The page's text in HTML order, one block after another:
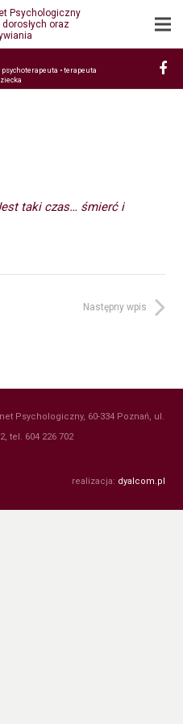
Psychologiczny
oraz
• terapeuta
taki czas… śmierć i
Następny wpis
Psychologiczny, 60-334 Poznań, ul.
tel. 604 226 702
realizacja: dyalcom.pl